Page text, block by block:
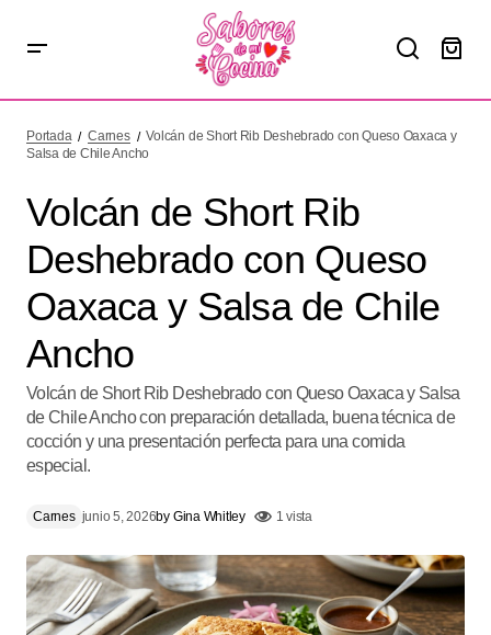
Salsa de Chile Ancho
Portada Carnes
Volcán de Short Rib Deshebrado con Queso Oaxaca y
Salsa de Chile Ancho
Volcán de Short Rib
Deshebrado con Queso
Oaxaca y Salsa de Chile
Ancho
Volcán de Short Rib Deshebrado con Queso Oaxaca y Salsa
de Chile Ancho con preparación detallada, buena técnica de
cocción y una presentación perfecta para una comida
especial.
Carnes junio 5, 2026by Gina Whitley 1 vista